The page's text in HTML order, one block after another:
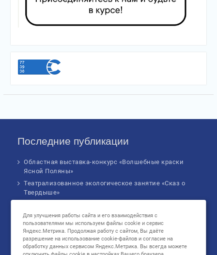
Последние публикации
Областная выставка-конкурс «Волшебные краски
Ясной Поляны»
Театрализованное экологическое занятие «Сказ о
Твердыше»
форума
Музыкальное бинго!
Познавательное занятие «В сердце России: флаг
родной страны», посвященное Дню
Для улучшения работы сайта и его взаимодействия с
пользователями мы используем файлы cookie и сервис
Яндекс.Метрика. Продолжая работу с сайтом, Вы даёте
разрешение на использование cookie-файлов и согласие на
обработку данных сервисом Яндекс.Метрика. Вы всегда можете